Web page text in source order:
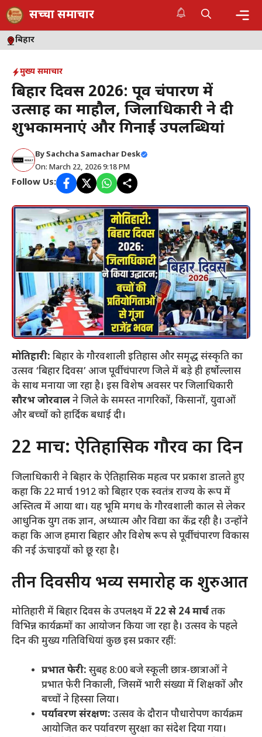
Skip
to
content
सच्चा समाचार
बिहार
मुख्य समाचार
बिहार दिवस 2026: पूर्वी चंपारण में
उत्साह का माहौल, जिलाधिकारी ने दी
शुभकामनाएं और गिनाईं उपलब्धियां
BySachcha Samachar Desk
On: March 22, 2026 9:18 PM
Follow Us:
मोतिहारी: बिहार के गौरवशाली इतिहास और समृद्ध संस्कृति का
उत्सव ‘बिहार दिवस’ आज पूर्वी चंपारण जिले में बड़े ही हर्षोल्लास
के साथ मनाया जा रहा है। इस विशेष अवसर पर जिलाधिकारी
सौरभ जोरवालने जिले के समस्त नागरिकों, किसानों, युवाओं
और बच्चों को हार्दिक बधाई दी।
​22 मार्च: ऐतिहासिक गौरव का दिन
​जिलाधिकारी ने बिहार के ऐतिहासिक महत्व पर प्रकाश डालते हुए
कहा कि 22 मार्च 1912 को बिहार एक स्वतंत्र राज्य के रूप में
अस्तित्व में आया था। यह भूमि मगध के गौरवशाली काल से लेकर
आधुनिक युग तक ज्ञान, अध्यात्म और विद्या का केंद्र रही है। उन्होंने
कहा कि आज हमारा बिहार और विशेष रूप से पूर्वी चंपारण विकास
की नई ऊंचाइयों को छू रहा है।
​तीन दिवसीय भव्य समारोह की शुरुआत
​मोतिहारी में बिहार दिवस के उपलक्ष्य में 22 से 24 मार्चतक
विभिन्न कार्यक्रमों का आयोजन किया जा रहा है। उत्सव के पहले
दिन की मुख्य गतिविधियां कुछ इस प्रकार रहीं:
प्रभात फेरी: सुबह 8:00 बजे स्कूली छात्र-छात्राओं ने
प्रभात फेरी निकाली, जिसमें भारी संख्या में शिक्षकों और
बच्चों ने हिस्सा लिया।
पर्यावरण संरक्षण: उत्सव के दौरान पौधारोपण कार्यक्रम
आयोजित कर पर्यावरण सुरक्षा का संदेश दिया गया।